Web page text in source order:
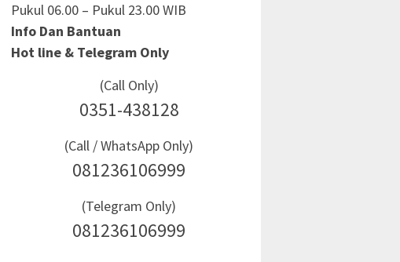
Pukul 06.00 – Pukul 23.00 WIB
Info Dan Bantuan
Hot line & Telegram Only
(Call Only)
0351-438128
(Call / WhatsApp Only)
081236106999
(Telegram Only)
081236106999